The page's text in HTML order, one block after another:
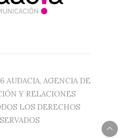
AUDACIA, AGENCIA DE
Y RELACIONES
LOS DERECHOS